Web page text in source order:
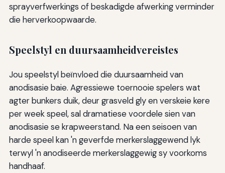
sprayverfwerkings of beskadigde afwerking verminder
die herverkoopwaarde.
Speelstyl en duursaamheidvereistes
Jou speelstyl beïnvloed die duursaamheid van
anodisasie baie. Agressiewe toernooie spelers wat
agter bunkers duik, deur grasveld gly en verskeie kere
per week speel, sal dramatiese voordele sien van
anodisasie se krapweerstand. Na een seisoen van
harde speel kan 'n geverfde merkerslaggewend lyk
terwyl 'n anodiseerde merkerslaggewig sy voorkoms
handhaaf.